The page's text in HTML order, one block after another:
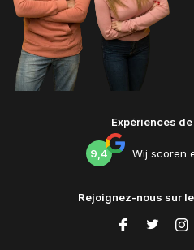
Expériences
9,4 Wij scoren
Rejoignez-nous sur